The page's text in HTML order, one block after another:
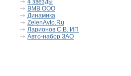
4 звезды
ВМВ ООО
Динамика
ZelenAvto.Ru
Ларионов С.В. ИП
Авто-набор ЗАО